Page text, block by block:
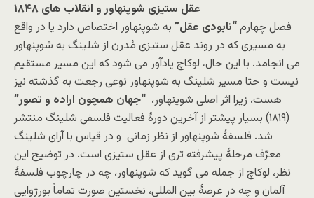
عقل ستیزی شوپنهاور و انقلاب های ۱۸۴۸
فصل چهارم“نابودی عقل” به شوپنهاور اختصاص دارد یا در واقع
به مسیری که در روند عقل ستیزی مُدرن از شلینگ به شوپنهاور
می انجامد. با این حال، لوکاچ یادآور می شود که این مسیر مستقیم
نیست و حتا مسیر شلینگ به شوپنهاور نوعی رجعت به گذشته نیز
هست، زیرا اثر اصلی شوپنهاور، “جهان همچون اراده و تصور”
(۱۸۱۹) بسیار پیشتر از آخرین دورۀ فعالیت فلسفی شلینگ منتشر
شد. فلسفۀ شوپنهاور از نظر زمانی و در قیاس با آرای شلینگ
معرّف مرحلۀ پیشرفته تری از عقل ستیزی است. در توضیح این
نظر، لوکاچ از جمله می گوید که شوپنهاور، چه در چارچوب فلسفۀ
آلمان و چه در عرصۀ بین المللی، نخستین صورت تماماً بورژوایی